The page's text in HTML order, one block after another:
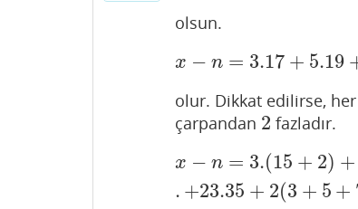
olsun.
x − n = 3.17 + 5.19
x− n=3.17+ 5.19+
olur. Dikkat edilirse,
çarpandan 2
2 fazladır.
x − n = 3.(15 + 2) +
. +23.35 + 2(3 + 5 +
x −n =3. (15+2)+5. (17+2 )+.